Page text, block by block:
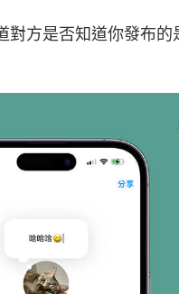
對方是否知道你發布的